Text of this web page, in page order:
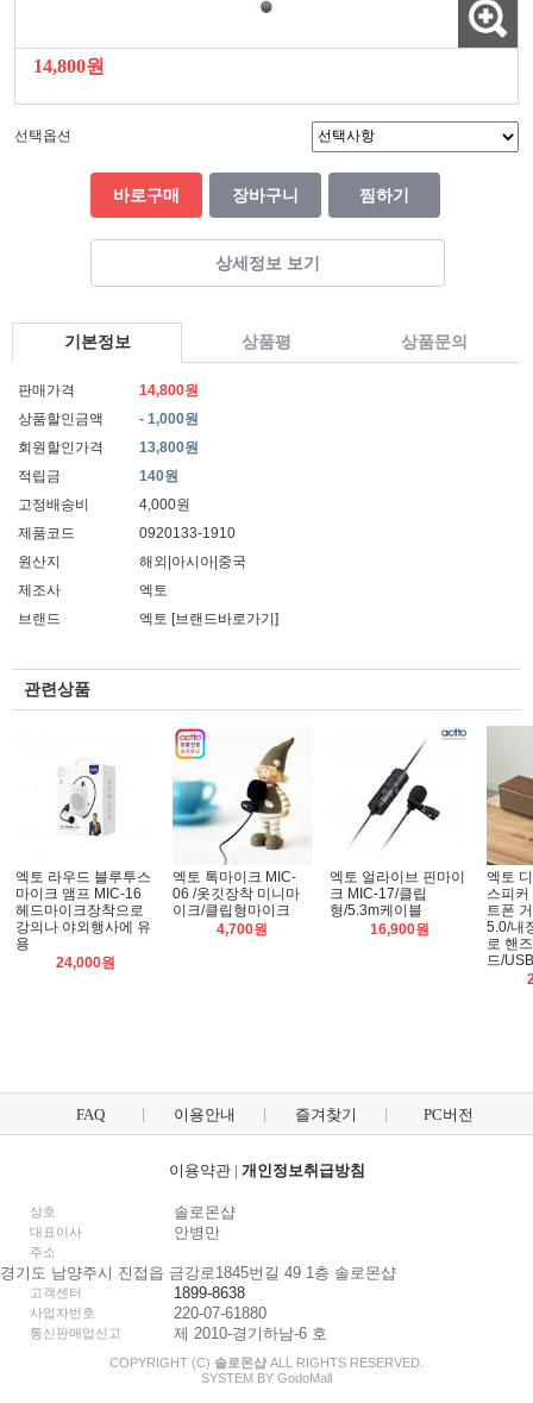
14,800원
선택옵션
바로구매 장바구니 찜하기
상세정보 보기
기본정보 상품평 상품문의
판매가격
14,800원
상품할인금액
- 1,000원
회원할인가격
13,800원
적립금
140원
고정배송비
4,000원
제품코드
0920133-1910
원산지
해외|아시아|중국
제조사
엑토
브랜드
엑토 [브랜드바로가기]
관련상품
엑토 라우드 블루투스
마이크 앰프 MIC-16
헤드마이크장착으로
강의나 야외행사에 유
용
24,000원
엑토 톡마이크 MIC-
06 /옷깃장착 미니마
이크/클립형마이크
4,700원
엑토 얼라이브 핀마이
크 MIC-17/클립
형/5.3m케이블
16,900원
엑토
스피
트폰
5.0/내
로 핸
드/
FAQ 이용안내 즐겨찾기 PC버전
이용약관| 개인정보취급방침
상호 솔로몬샵
대표이사 안병만
주소
경기도 남양주시 진접읍 금강로1845번길 49 1층 솔로몬샵
고객센터 1899-8638
사업자번호 220-07-61880
통신판매업신고 제 2010-경기하남-6 호
COPYRIGHT (C) 솔로몬샵 ALL RIGHTS RESERVED.
SYSTEM BY GodoMall